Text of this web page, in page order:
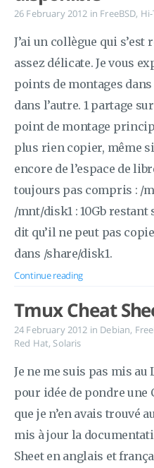
26 February 2012 in FreeBSD,
J’ai un collègue qui
assez délicate. Je vous
points de montages
dans l’autre. 1 partage
point de montage
plus rien copier, même
encore de l’espace de
toujours pas compris : /
/mnt/disk1 : 10Gb restant
dit qu’il ne peut pas
dans /share/disk1.
Continue reading
Tmux Cheat
24 February 2012 in Debian,
Red Hat,Solaris
Je ne me suis pas mis au
pour idée de pondre une
que je n’en avais trouvé
mis à jour la
Sheet en anglais et